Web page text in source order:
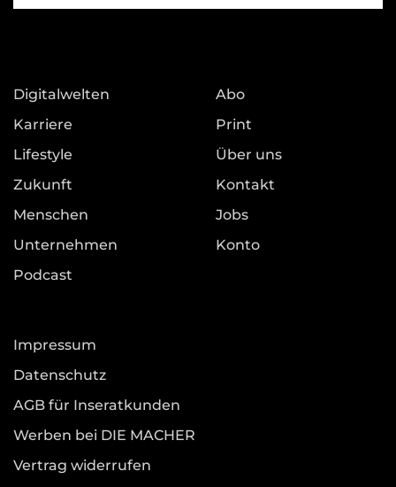
Digitalwelten
Karriere
Lifestyle
Zukunft
Menschen
Unternehmen
Podcast
Abo
Print
Über uns
Kontakt
Jobs
Konto
Impressum
Datenschutz
AGB für Inseratkunden
Werben bei DIE MACHER
Vertrag widerrufen